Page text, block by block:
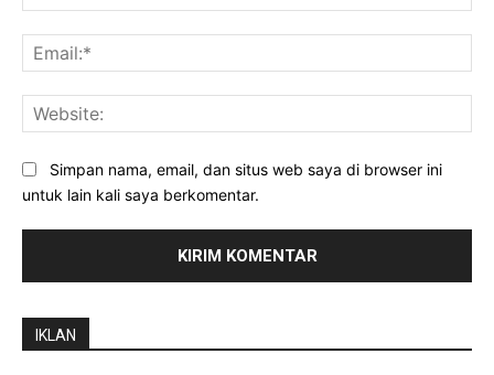
Simpan nama, email, dan situs web saya di browser ini
untuk lain kali saya berkomentar.
IKLAN